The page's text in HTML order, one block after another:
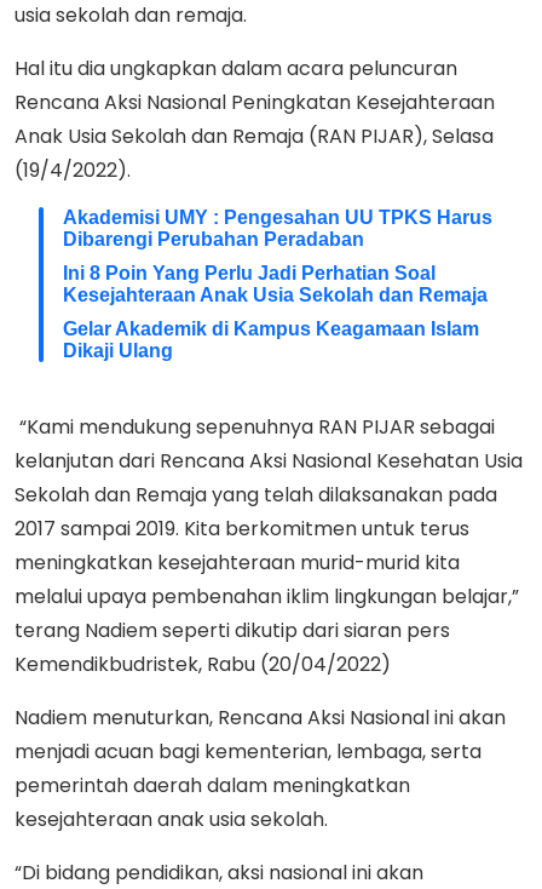
usia sekolah dan remaja.
Hal itu dia ungkapkan dalam acara peluncuran
Rencana Aksi Nasional Peningkatan Kesejahteraan
Anak Usia Sekolah dan Remaja (RAN PIJAR), Selasa
(19/4/2022).
Akademisi UMY : Pengesahan UU TPKS Harus
Dibarengi Perubahan Peradaban
Ini 8 Poin Yang Perlu Jadi Perhatian Soal
Kesejahteraan Anak Usia Sekolah dan Remaja
Gelar Akademik di Kampus Keagamaan Islam
Dikaji Ulang
“Kami mendukung sepenuhnya RAN PIJAR sebagai
kelanjutan dari Rencana Aksi Nasional Kesehatan Usia
Sekolah dan Remaja yang telah dilaksanakan pada
2017 sampai 2019. Kita berkomitmen untuk terus
meningkatkan kesejahteraan murid-murid kita
melalui upaya pembenahan iklim lingkungan belajar,”
terang Nadiem seperti dikutip dari siaran pers
Kemendikbudristek, Rabu (20/04/2022)
Nadiem menuturkan, Rencana Aksi Nasional ini akan
menjadi acuan bagi kementerian, lembaga, serta
pemerintah daerah dalam meningkatkan
kesejahteraan anak usia sekolah.
“Di bidang pendidikan, aksi nasional ini akan